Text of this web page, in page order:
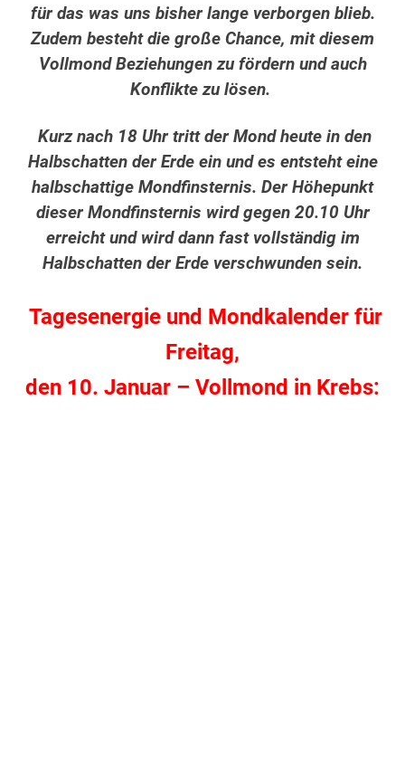
für das was uns bisher lange verborgen blieb.
Zudem besteht die große Chance, mit diesem
Vollmond Beziehungen zu fördern und auch
Konflikte zu lösen.
Kurz nach 18 Uhr tritt der Mond heute in den
Halbschatten der Erde ein und es entsteht eine
halbschattige Mondfinsternis. Der Höhepunkt
dieser Mondfinsternis wird gegen 20.10 Uhr
erreicht und wird dann fast vollständig im
Halbschatten der Erde verschwunden sein.
Tagesenergie und Mondkalender für
Freitag,
den 10. Januar – Vollmond in Krebs: